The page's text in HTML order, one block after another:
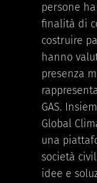
persone
finalità di
costruire
hanno
presenza
GAS.
Global
una
società
idee e